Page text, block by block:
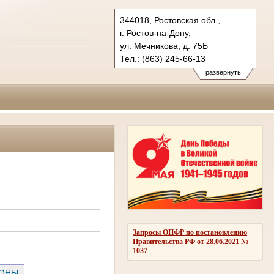
развернуть
344018, Ростовская обл.,
г. Ростов-на-Дону,
ул. Мечникова, д. 75Б
Тел.: (863) 245-66-13
245-65-00, 245-66-00
yovs.ros@sudrf.ru
Запросы ОПФР по постановлению
Правительства РФ от 28.06.2021 №
1037